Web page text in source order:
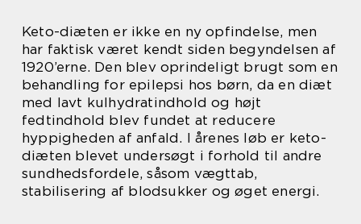
Keto-diæten er ikke en ny opfindelse, men
har faktisk været kendt siden begyndelsen af
1920’erne. Den blev oprindeligt brugt som en
behandling for epilepsi hos børn, da en diæt
med lavt kulhydratindhold og højt
fedtindhold blev fundet at reducere
hyppigheden af anfald. I årenes løb er keto-
diæten blevet undersøgt i forhold til andre
sundhedsfordele, såsom vægttab,
stabilisering af blodsukker og øget energi.